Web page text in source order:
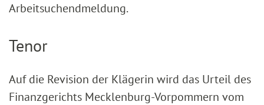
Arbeitsuchendmeldung.
Tenor
Auf die Revision der Klägerin wird das Urteil des
Finanzgerichts Mecklenburg-Vorpommern vom